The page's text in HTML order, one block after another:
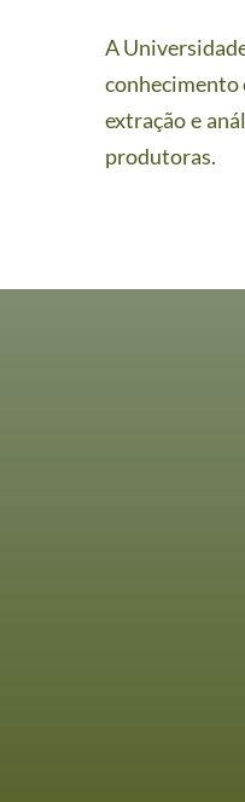
A
conhecimento
extração e
produtoras.